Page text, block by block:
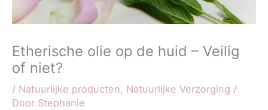
Etherische olie op de huid – Veilig
of niet?
/ Natuurlijke producten, Natuurlijke Verzorging /
Door Stephanie